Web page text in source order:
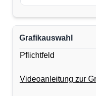
Grafikauswahl
Pflichtfeld
Videoanleitung zur